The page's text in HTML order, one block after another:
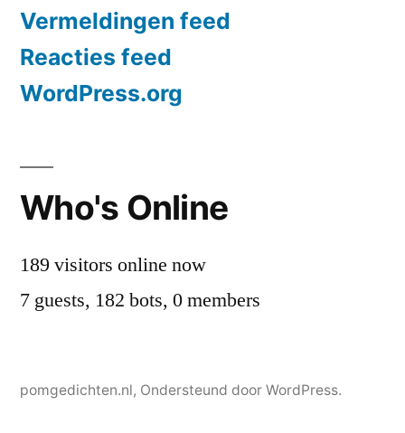
Vermeldingen feed
Reacties feed
WordPress.org
Who's Online
189 visitors online now
7 guests, 182 bots, 0 members
pomgedichten.nl, Ondersteund door WordPress.